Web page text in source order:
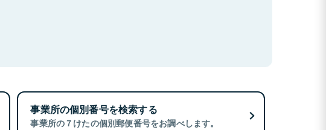
事業所の個別番号を検索する
事業所の７けたの個別郵便番号をお調べします。